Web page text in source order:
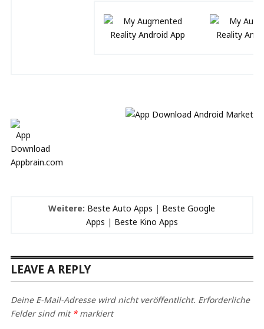
Weitere: Beste Auto Apps | Beste Google
Apps | Beste Kino Apps
LEAVE A REPLY
Deine E-Mail-Adresse wird nicht veröffentlicht. Erforderliche
Felder sind mit *markiert